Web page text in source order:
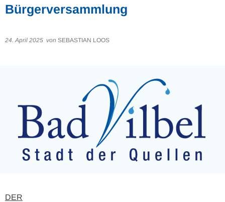
Bürgerversammlung
24. April 2025 von SEBASTIAN LOOS
DER